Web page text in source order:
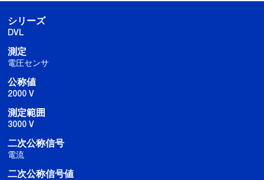
シリーズ
DVL
測定
電圧センサ
公称値
2000 V
測定範囲
3000 V
二次公称信号
電流
二次公称信号値